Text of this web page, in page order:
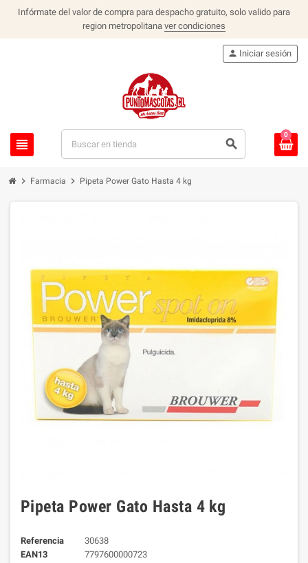
Infórmate del valor de compra para despacho gratuito, solo valido para
region metropolitana ver condiciones
view_headline search
person Iniciar sesión
0
chevron_right Farmacia chevron_right Pipeta Power Gato Hasta 4 kg
Pipeta Power Gato Hasta 4 kg
Referencia
30638
EAN13
7797600000723